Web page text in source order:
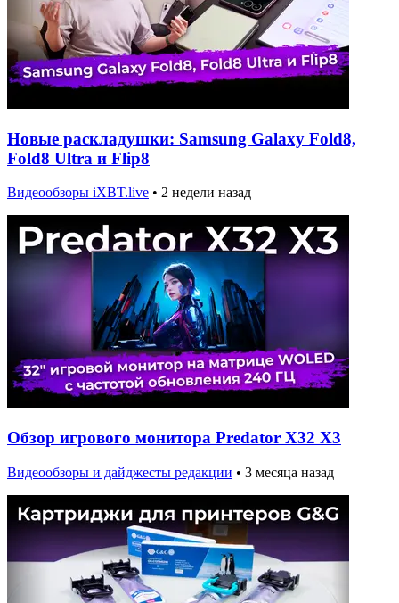
Новые раскладушки: Samsung Galaxy Fold8,
Fold8 Ultra и Flip8
Видеообзоры iXBT.live • 2 недели назад
Обзор игрового монитора Predator X32 X3
Видеообзоры и дайджесты редакции • 3 месяца назад